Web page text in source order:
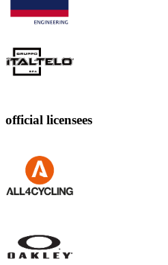
official licensees